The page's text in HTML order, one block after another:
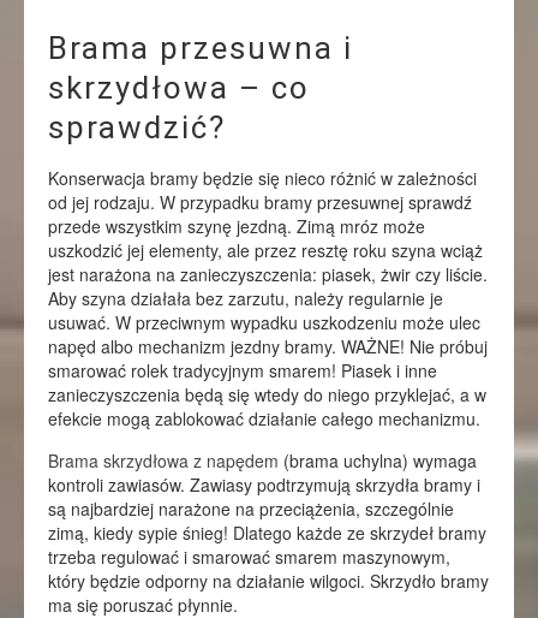
Brama przesuwna i
skrzydłowa – co
sprawdzić?
Konserwacja bramy będzie się nieco różnić w zależności
od jej rodzaju. W przypadku bramy przesuwnej sprawdź
przede wszystkim szynę jezdną. Zimą mróz może
uszkodzić jej elementy, ale przez resztę roku szyna wciąż
jest narażona na zanieczyszczenia: piasek, żwir czy liście.
Aby szyna działała bez zarzutu, należy regularnie je
usuwać. W przeciwnym wypadku uszkodzeniu może ulec
napęd albo mechanizm jezdny bramy. WAŻNE! Nie próbuj
smarować rolek tradycyjnym smarem! Piasek i inne
zanieczyszczenia będą się wtedy do niego przyklejać, a w
efekcie mogą zablokować działanie całego mechanizmu.
Brama skrzydłowa z napędem (brama uchylna) wymaga
kontroli zawiasów. Zawiasy podtrzymują skrzydła bramy i
są najbardziej narażone na przeciążenia, szczególnie
zimą, kiedy sypie śnieg! Dlatego każde ze skrzydeł bramy
trzeba regulować i smarować smarem maszynowym,
który będzie odporny na działanie wilgoci. Skrzydło bramy
ma się poruszać płynnie.